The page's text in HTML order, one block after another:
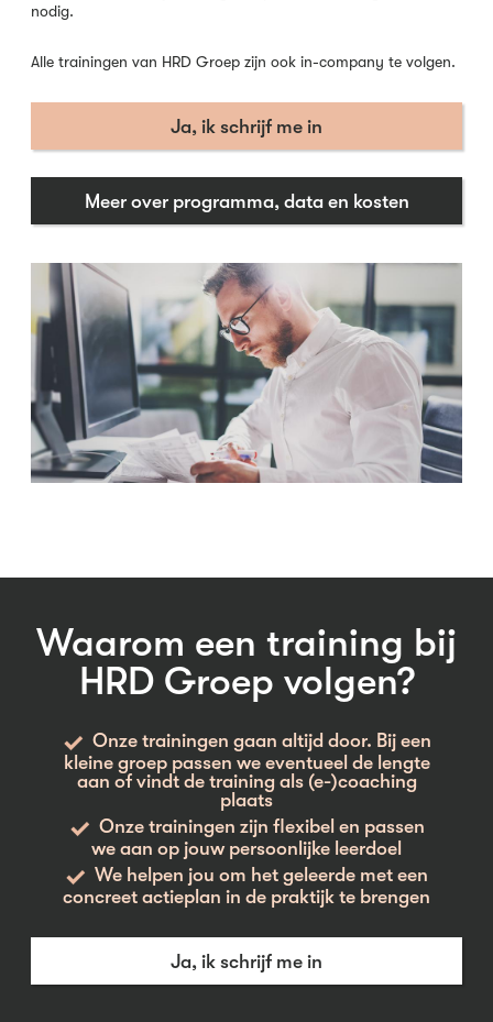
nodig.
Alle trainingen van HRD Groep zijn ook in-company te volgen.
Ja, ik schrijf me in
Meer over programma, data en kosten
Waarom een training bij
HRD Groep volgen?
Onze trainingen gaan altijd door. Bij een
kleine groep passen we eventueel de lengte
aan of vindt de training als (e-)coaching
plaats
Onze trainingen zijn flexibel en passen
we aan op jouw persoonlijke leerdoel
We helpen jou om het geleerde met een
concreet actieplan in de praktijk te brengen
Ja, ik schrijf me in